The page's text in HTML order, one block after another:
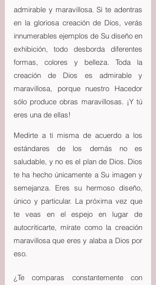
admirable y maravillosa. Si te adentras
en la gloriosa creación de Dios, verás
innumerables ejemplos de Su diseño en
exhibición, todo desborda diferentes
formas, colores y belleza. Toda la
creación de Dios es admirable y
maravillosa, porque nuestro Hacedor
sólo produce obras maravillosas. ¡Y tú
eres una de ellas!
Medirte a ti misma de acuerdo a los
estándares de los demás no es
saludable, y no es el plan de Dios. Dios
te ha hecho únicamente a Su imagen y
semejanza. Eres su hermoso diseño,
único y particular. La próxima vez que
te veas en el espejo en lugar de
autocriticarte, mírate como la creación
maravillosa que eres y alaba a Dios por
eso.
¿Te comparas constantemente con